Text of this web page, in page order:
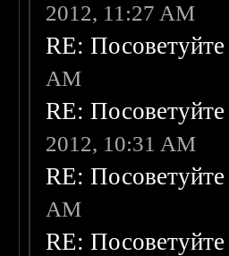
2012, 11:27 AM
RE:
AM
RE:
2012, 10:31 AM
RE:
AM
RE: